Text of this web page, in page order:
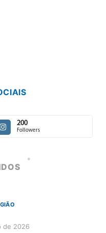
200
Followers
de 2026